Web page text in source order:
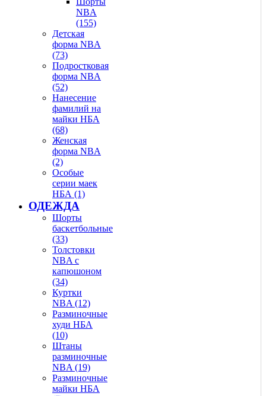
NBA
(155)
Детская
форма NBA
(73)
Подростковая
форма NBA
(52)
Нанесение
фамилий на
майки НБА
(68)
Женская
форма NBA
(2)
Особые
серии маек
НБА (1)
ОДЕЖДА
Шорты
баскетбольные
(33)
Толстовки
NBA с
капюшоном
(34)
Куртки
NBA (12)
Разминочные
худи НБА
(10)
Штаны
разминочные
NBA (19)
Разминочные
майки НБА